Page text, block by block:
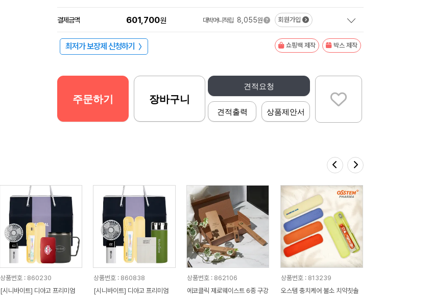
결제금액 601,700원 대박머니적립 8,055원 회원가입
최저가 보장제 신청하기 〉 쇼핑백 제작 박스 제작
견적요청
견적출력 상품제안서
주문하기 장바구니
상품번호 : 860230
[시니바이트] 디아고 프리미엄
상품번호 : 860838
[시니바이트] 디아고 프리미엄
상품번호 : 862106
에코클릭 제로웨이스트 6종 구강
상품번호 : 813239
오스템 충치케어 불소 치약칫솔